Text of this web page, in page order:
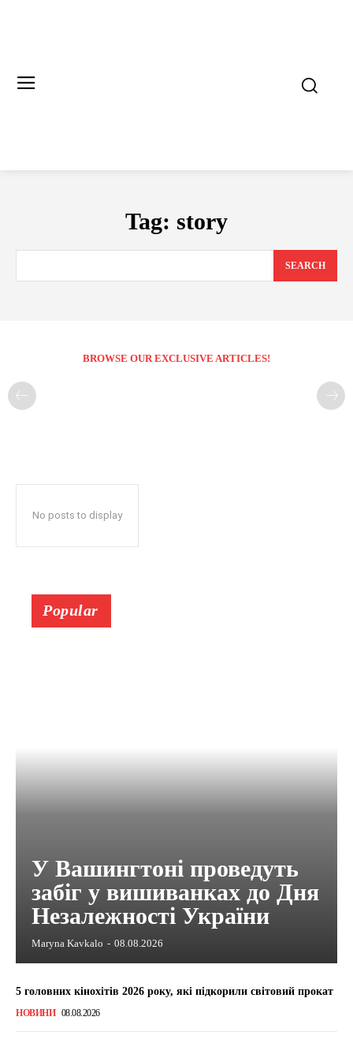
Tag: story
SEARCH
BROWSE OUR EXCLUSIVE ARTICLES!
No posts to display
Popular
У Вашингтоні проведуть
забіг у вишиванках до Дня
Незалежності України
Maryna Kavkalo - 08.08.2026
5 головних кінохітів 2026 року, які підкорили світовий прокат
НОВИНИ 08.08.2026